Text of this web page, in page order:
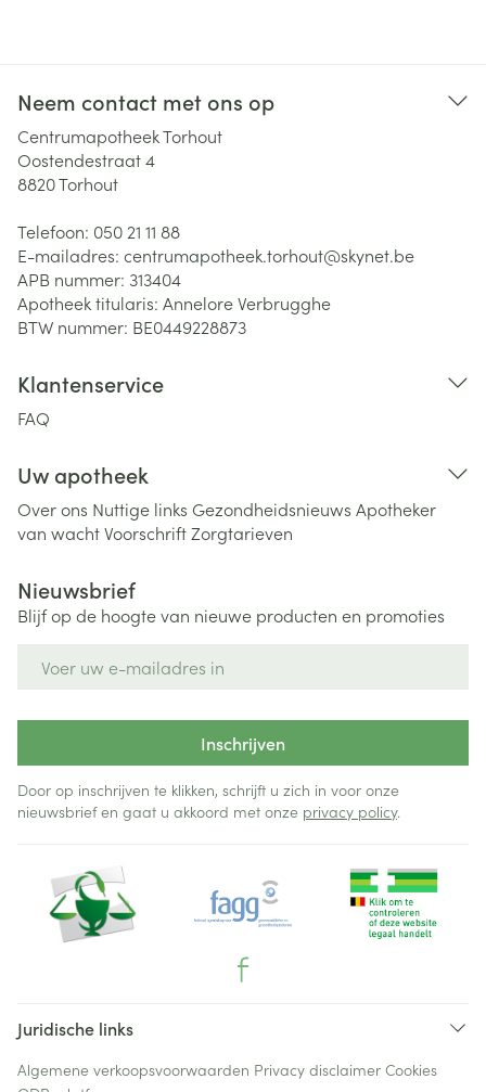
Neem contact met ons op
Centrumapotheek Torhout
Oostendestraat 4
8820Torhout
Telefoon: 050 21 11 88
E-mailadres: centrumapotheek.torhout@skynet.be
APB nummer: 313404
Apotheek titularis: Annelore Verbrugghe
BTW nummer: BE0449228873
Klantenservice
FAQ
Uw apotheek
Over ons Nuttige links Gezondheidsnieuws Apotheker
van wachtVoorschriftZorgtarieven
Nieuwsbrief
Blijf op de hoogte van nieuwe producten en promoties
Inschrijven
Door op inschrijven te klikken, schrijft u zich in voor onze
nieuwsbrief en gaat u akkoord met onze privacy policy.
Juridische links
Algemene verkoopsvoorwaarden Privacy disclaimer Cookies